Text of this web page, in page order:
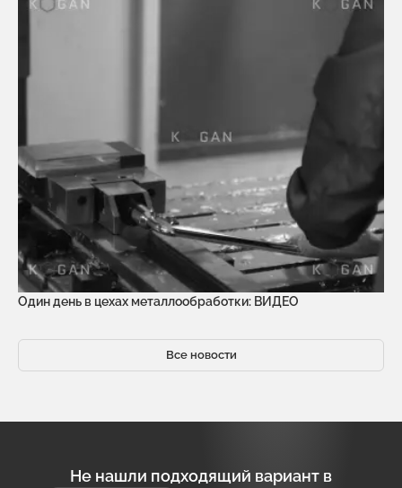
Один день в цехах металлообработки: ВИДЕО
Все новости
Не нашли подходящий вариант в